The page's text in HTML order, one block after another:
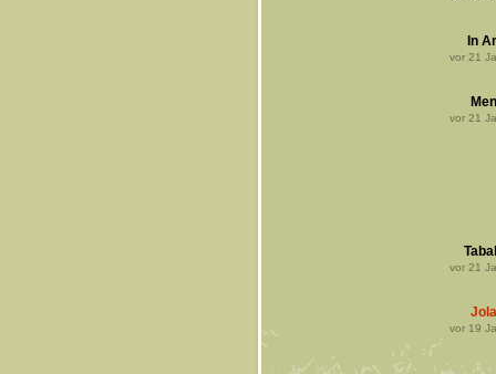
In
vor 21
vor 21
vor 21
vor 19